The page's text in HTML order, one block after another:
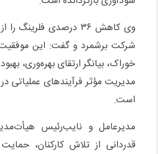
وی کاهش ۳۶ درصدی
شرکت برشمرد و گفت: این
خوراک، بیانگر ارتقای بهره‌وری،
مدیریت مؤثر فرآیندهای عملیاتی
است.
مدیرعامل و نایب‌رئیس
قدردانی از تلاش کارکنان،